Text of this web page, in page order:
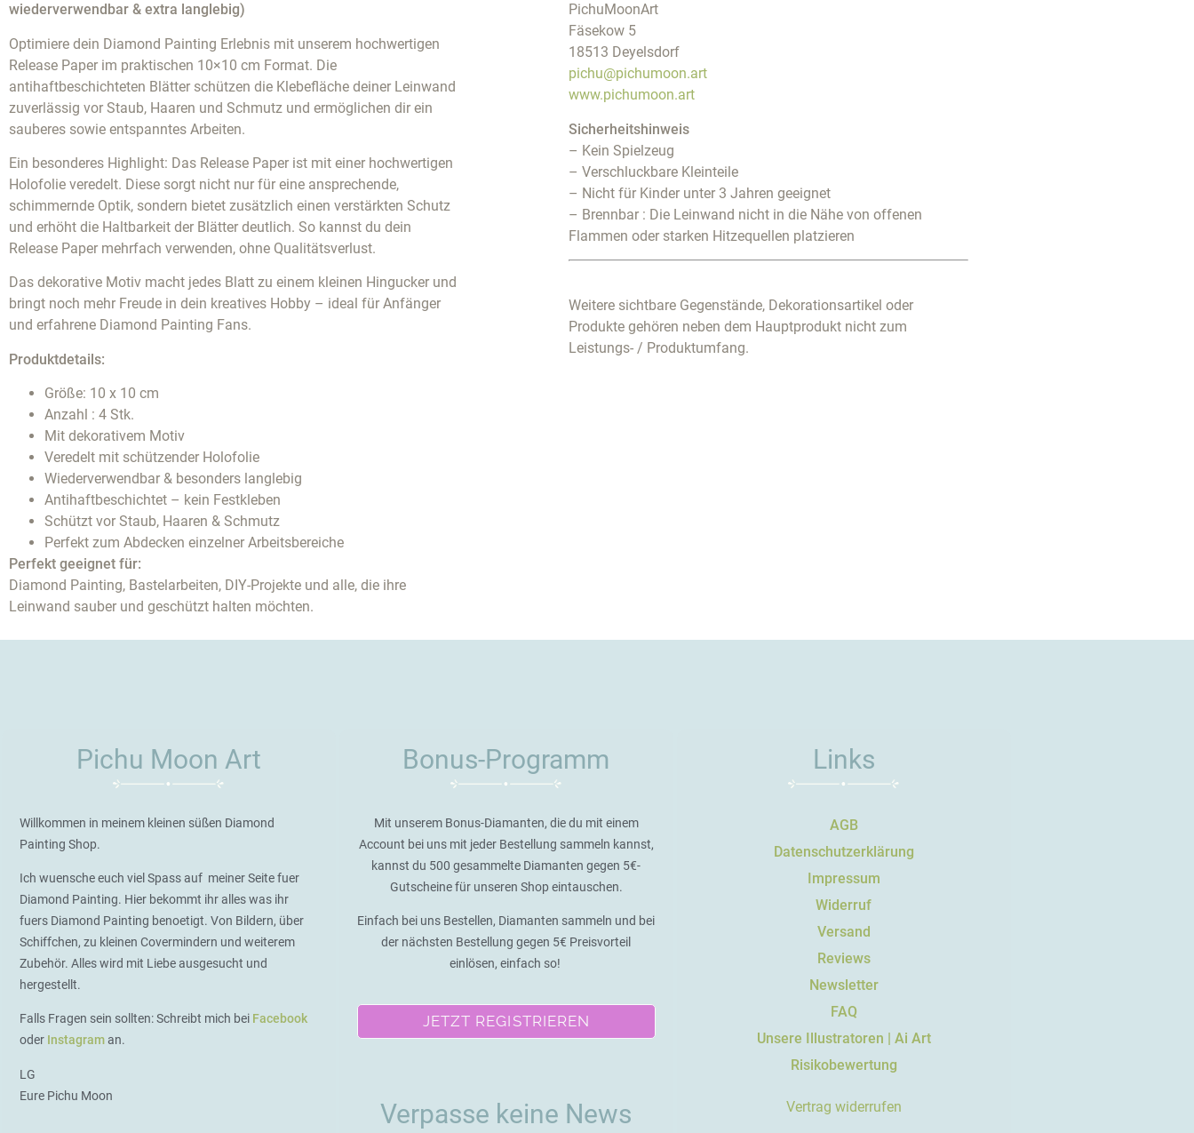
wiederverwendbar & extra langlebig)
Optimiere dein Diamond Painting Erlebnis mit unserem hochwertigen
Release Paper im praktischen 10×10 cm Format. Die
antihaftbeschichteten Blätter schützen die Klebefläche deiner Leinwand
zuverlässig vor Staub, Haaren und Schmutz und ermöglichen dir ein
sauberes sowie entspanntes Arbeiten.
Ein besonderes Highlight: Das Release Paper ist mit einer hochwertigen
Holofolie veredelt. Diese sorgt nicht nur für eine ansprechende,
schimmernde Optik, sondern bietet zusätzlich einen verstärkten Schutz
und erhöht die Haltbarkeit der Blätter deutlich. So kannst du dein
Release Paper mehrfach verwenden, ohne Qualitätsverlust.
Das dekorative Motiv macht jedes Blatt zu einem kleinen Hingucker und
bringt noch mehr Freude in dein kreatives Hobby – ideal für Anfänger
und erfahrene Diamond Painting Fans.
Produktdetails:
Größe: 10 x 10 cm
Anzahl : 4 Stk.
Mit dekorativem Motiv
Veredelt mit schützender Holofolie
Wiederverwendbar & besonders langlebig
Antihaftbeschichtet – kein Festkleben
Schützt vor Staub, Haaren & Schmutz
Perfekt zum Abdecken einzelner Arbeitsbereiche
Perfekt geeignet für:
Diamond Painting, Bastelarbeiten, DIY-Projekte und alle, die ihre
Leinwand sauber und geschützt halten möchten.
PichuMoonArt
Fäsekow 5
18513 Deyelsdorf
pichu@pichumoon.art
www.pichumoon.art
Sicherheitshinweis
– Kein Spielzeug
– Verschluckbare Kleinteile
– Nicht für Kinder unter 3 Jahren geeignet
– Brennbar : Die Leinwand nicht in die Nähe von offenen
Flammen oder starken Hitzequellen platzieren
Weitere sichtbare Gegenstände, Dekorationsartikel oder
Produkte gehören neben dem Hauptprodukt nicht zum
Leistungs- / Produktumfang.
Pichu Moon Art
Willkommen in meinem kleinen süßen Diamond
Painting Shop.
Ich wuensche euch viel Spass auf meiner Seite fuer
Diamond Painting. Hier bekommt ihr alles was ihr
fuers Diamond Painting benoetigt. Von Bildern, über
Schiffchen, zu kleinen Covermindern und weiterem
Zubehör. Alles wird mit Liebe ausgesucht und
hergestellt.
Falls Fragen sein sollten: Schreibt mich bei Facebook
oder Instagraman.
LG
Eure Pichu Moon
Bonus-Programm
Mit unserem Bonus-Diamanten, die du mit einem
Account bei uns mit jeder Bestellung sammeln kannst,
kannst du 500 gesammelte Diamanten gegen 5€-
Gutscheine für unseren Shop eintauschen.
Einfach bei uns Bestellen, Diamanten sammeln und bei
der nächsten Bestellung gegen 5€ Preisvorteil
einlösen, einfach so!
JETZT REGISTRIEREN
Verpasse keine News
Links
AGB
Datenschutzerklärung
Impressum
Widerruf
Versand
Reviews
Newsletter
FAQ
Unsere Illustratoren | Ai Art
Risikobewertung
Vertrag widerrufen